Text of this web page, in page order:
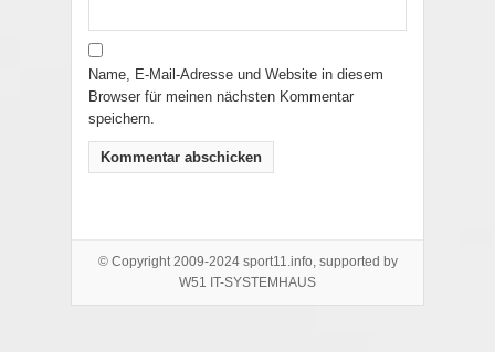
Name, E-Mail-Adresse und Website in diesem
Browser für meinen nächsten Kommentar
speichern.
© Copyright 2009-2024 sport11.info, supported by
W51 IT-SYSTEMHAUS